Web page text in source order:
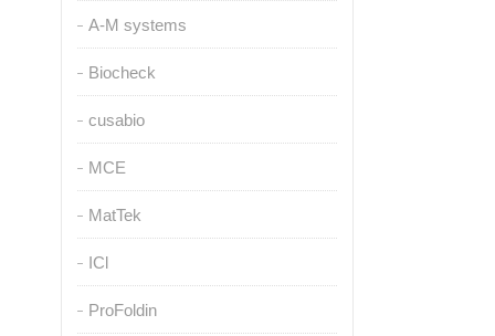
A-M systems
Biocheck
cusabio
MCE
MatTek
ICl
ProFoldin